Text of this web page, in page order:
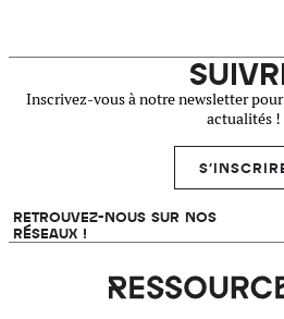
Inscrivez-vous à notre newsletter
actualités !
RETROUVEZ-NOUS SUR NOS
RÉSEAUX !
Ressources 31